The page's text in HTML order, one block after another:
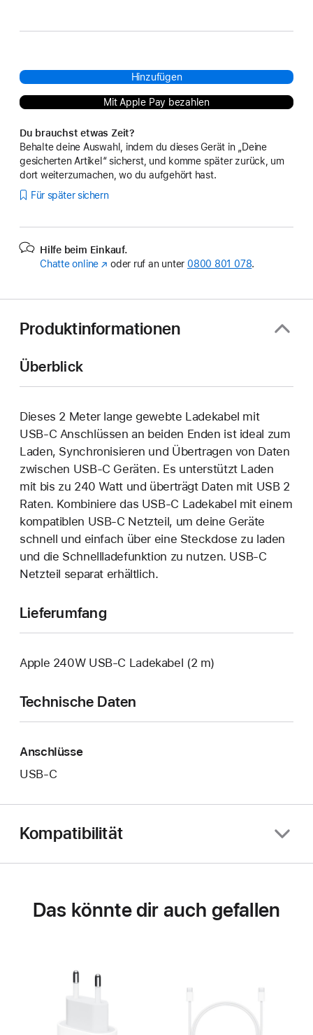
Hinzufügen
Mit Apple Pay bezahlen
Du brauchst etwas Zeit?
Behalte deine Auswahl, indem du dieses Gerät in „Deine
gesicherten Artikel“ sicherst, und komme später zurück, um
dort weiterzumachen, wo du aufgehört hast.
Für später sichern
Hilfe beim Einkauf.
Chatte online (Öffnet
oder ruf an unter 0800 801 078.
Produktinformationen
Überblick
Dieses 2 Meter lange gewebte Ladekabel mit
USB‑C Anschlüssen an beiden Enden ist ideal zum
Laden, Synchronisieren und Übertragen von Daten
zwischen USB‑C Geräten. Es unterstützt Laden
mit bis zu 240 Watt und überträgt Daten mit USB 2
Raten. Kombiniere das USB‑C Ladekabel mit einem
kompatiblen USB‑C Netzteil, um deine Geräte
schnell und einfach über eine Steckdose zu laden
und die Schnelllade­funktion zu nutzen. USB‑C
Netzteil separat erhältlich.
Lieferumfang
Apple 240W USB‑C Ladekabel (2 m)
Technische Daten
Anschlüsse
USB‑C
Kompatibilität
Das könnte dir auch gefallen